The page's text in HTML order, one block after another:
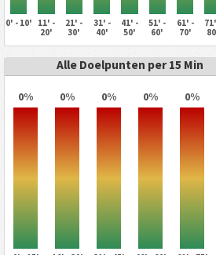
0' - 10'
11' -
20'
21' -
30'
31' -
40'
41' -
50'
51' -
60'
61' -
70'
Alle Doelpunten per 15 Min
0% 0% 0% 0% 0%